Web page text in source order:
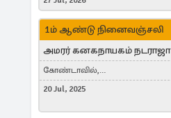
1ம் ஆண்டு நினைவஞ்சலி
அமரர் கனகநாயகம் நடராஜா
கோண்டாவில்,
புன்னாலைக்கட்டுவன், சவுதி
Germany, Brampton, Canada
20 Jul, 2025